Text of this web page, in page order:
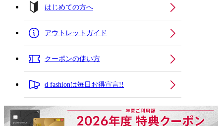
はじめての方へ
アウトレットガイド
クーポンの使い方
d fashionは毎日お得宣言!!